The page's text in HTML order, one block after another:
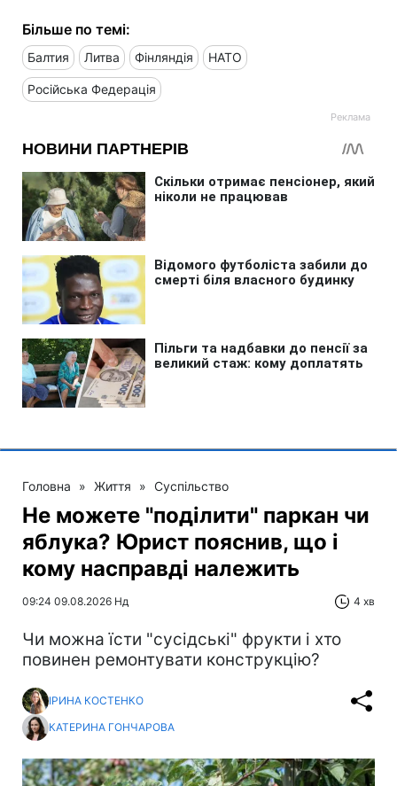
Більше по темі:
Балтия Литва Фінляндія НАТО
Російська Федерація
Головна » Життя » Суспільство
Не можете "поділити" паркан чи
яблука? Юрист пояснив, що і
кому насправді належить
09:24 09.08.2026 Нд 4 хв
Чи можна їсти "сусідські" фрукти і хто
повинен ремонтувати конструкцію?
ІРИНА КОСТЕНКО
КАТЕРИНА ГОНЧАРОВА